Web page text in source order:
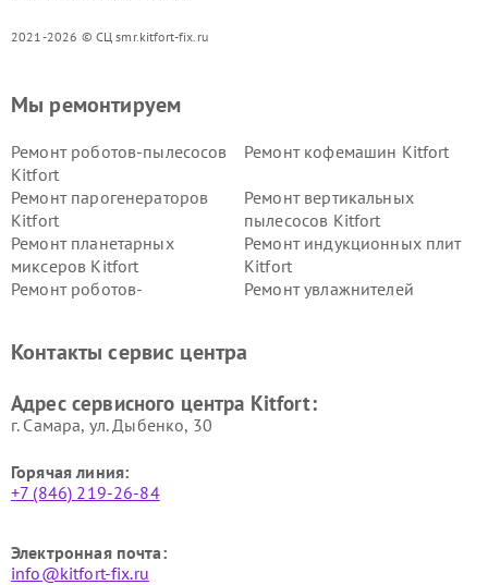
2021-2026 © СЦ smr.kitfort-fix.ru
Мы ремонтируем
Ремонт роботов-пылесосов
Kitfort
Ремонт кофемашин Kitfort
Ремонт парогенераторов
Kitfort
Ремонт вертикальных
пылесосов Kitfort
Ремонт планетарных
миксеров Kitfort
Ремонт индукционных плит
Kitfort
Ремонт роботов-
Ремонт увлажнителей
Kitfort
Kitfort
Kitfort
Kitfort
Контакты сервис центра
Адрес сервисного центра Kitfort:
г. Самара, ул. Дыбенко, 30
Горячая линия:
+7 (846) 219-26-84
Электронная почта:
info@kitfort-fix.ru